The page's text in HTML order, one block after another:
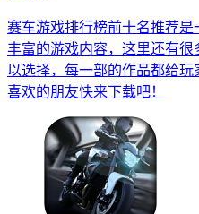
赛车游戏排行榜前十名推荐是
丰富的游戏内容，这里还有
以选择，每一部的作品都给玩
喜欢的朋友快来下载吧！